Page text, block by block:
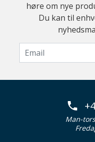
høre om nye
Du kan til
Man-